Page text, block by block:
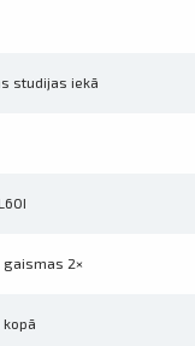
studijas iekā
gaismas 2×